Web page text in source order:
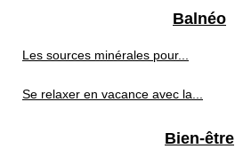
Balnéo
Les sources minérales pour...
Se relaxer en vacance avec la...
Bien-être